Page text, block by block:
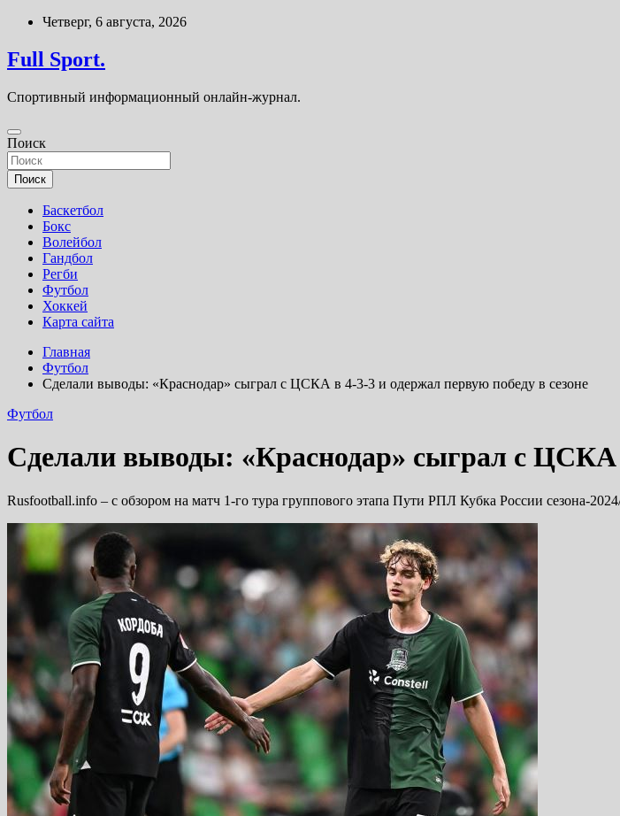
Перейти
содержимому
Четверг, 6 августа, 2026
Full Sport.
Спортивный информационный онлайн-журнал.
Поиск
Поиск
Баскетбол
Бокс
Волейбол
Гандбол
Регби
Футбол
Хоккей
Карта сайта
Главная
Футбол
Сделали выводы: «Краснодар» сыграл с ЦСКА в 4-3-3 и одержал первую победу в сезоне
Футбол
Сделали выводы: «Краснодар» сыграл с ЦСКА
Rusfootball.info – с обзором на матч 1-го тура группового этапа Пути РПЛ Кубка России сезона-